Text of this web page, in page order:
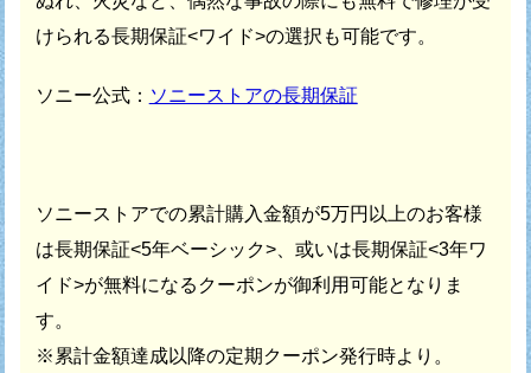
けられる長期保証<ワイド>の選択も可能です。
ソニー公式： ソニーストアの長期保証
ソニーストアでの累計購入金額が5万円以上のお客様
は長期保証<5年ベーシック>、或いは長期保証<3年ワ
イド>が無料になるクーポンが御利用可能となりま
す。
※累計金額達成以降の定期クーポン発行時より。